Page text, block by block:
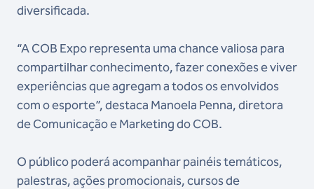
diversificada.
“A COB Expo representa uma chance valiosa para
compartilhar conhecimento, fazer conexões e viver
experiências que agregam a todos os envolvidos
com o esporte”, destaca Manoela Penna, diretora
de Comunicação e Marketing do COB.
O público poderá acompanhar painéis temáticos,
palestras, ações promocionais, cursos de